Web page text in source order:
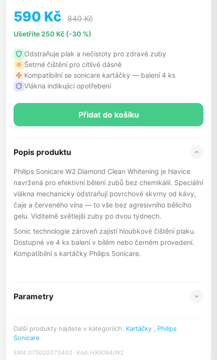
590 Kč 840 Kč
Ušetříte 250 Kč (-30 %)
Odstraňuje plak a nečistoty pro zdravé zuby
Šetrné čištění pro citlivé dásně
Kompatibilní se sonicare kartáčky — balení 4 ks
Vlákna indikující opotřebení
Přidat do košíku
Popis produktu
Philips Sonicare W2 Diamond Clean Whitening je hlavice
navržená pro efektivní bělení zubů bez chemikálií. Speciální
vlákna mechanicky odstraňují povrchové skvrny od kávy,
čaje a červeného vína — to vše bez agresivního bělicího
gelu. Viditelně světlejší zuby po dvou týdnech.
Sonic technologie zároveň zajistí hloubkové čištění plaku.
Dostupné ve 4 ks balení v bílém nebo černém provedení.
Kompatibilní s kartáčky Philips Sonicare.
Parametry
Další produkty najdete v kategoriích: Kartáčky
Philips
Sonicare
EAN: 075020073402 · Kód: HX6064/W2